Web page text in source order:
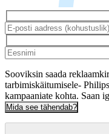
Sooviksin saada
tarbimiskäitumisele-
kampaaniate kohta. Saan
Mida see tähendab?